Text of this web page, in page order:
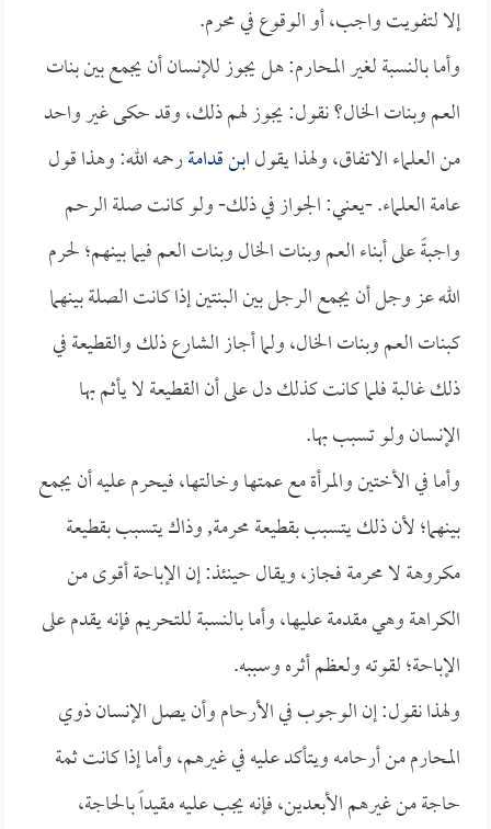
إلا لتفويت واجب، أو الوقوع في محرم.
وأما بالنسبة لغير المحارم: هل يجوز للإنسان أن يجمع بين بنات
العم وبنات الخال؟ نقول: يجوز لهم ذلك، وقد حكى غير واحد
من العلماء الاتفاق، ولهذا يقولابن قدامةرحمه الله: وهذا قول
عامة العلماء. -يعني: الجواز في ذلك- ولو كانت صلة الرحم
واجبةً على أبناء العم وبنات الخال وبنات العم فيما بينهم؛ لحرم
الله عز وجل أن يجمع الرجل بين البنتين إذا كانت الصلة بينهما
كبنات العم وبنات الخال، ولما أجاز الشارع ذلك والقطيعة في
ذلك غالبة فلما كانت كذلك دل على أن القطيعة لا يأثم بها
الإنسان ولو تسبب بها.
وأما في الأختين والمرأة مع عمتها وخالتها، فيحرم عليه أن يجمع
بينهما؛ لأن ذلك يتسبب بقطيعة محرمة, وذاك يتسبب بقطيعة
مكروهة لا محرمة فجاز، ويقال حينئذ: إن الإباحة أقوى من
الكراهة وهي مقدمة عليها، وأما بالنسبة للتحريم فإنه يقدم على
الإباحة؛ لقوته ولعظم أثره وسببه.
ولهذا نقول: إن الوجوب في الأرحام وأن يصل الإنسان ذوي
المحارم من أرحامه ويتأكد عليه في غيرهم، وأما إذا كانت ثمة
حاجة من غيرهم الأبعدين، فإنه يجب عليه مقيداً بالحاجة،